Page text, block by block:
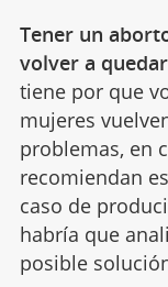
Tener un
volver a
tiene por que
mujeres
problemas, en
recomiendan
caso de
habría que
posible